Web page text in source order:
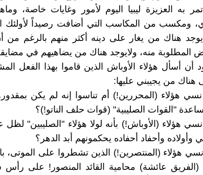
به العزيزة ليبيا اليوم لأمور وغايات خاصة،
ومكسب من المكاسب التي أضافت رصيداً لأولئك
هناك من يغار على دينه أكثر منهم بالرغم من
المطلوبة منه، ولايوجد هناك من يضاهيهم في مضايقة
أن أسأل هؤلاء الأوباش الذين قاموا بهذا الفعل
من يجيبني عليها:
هؤلاء (المحررين!) أم تناسوا إنه لم يكن
"القوات الصليبية" (قوات حلف الناتو!)؟
هؤلاء (الأوباش!) بأنه لولا هؤلاء "الصليبين"
وأولاده وأحفاد أحفاده يحكمونهم أبد الدهر؟
هؤلاء (المنتصرين!) الذين تشطروا على الموتى،
(الفريق عائشة) محامية القائد المنصور! على